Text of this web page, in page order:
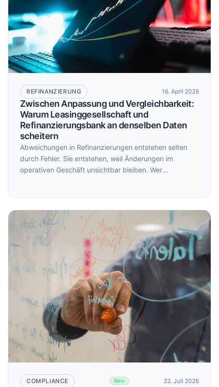
REFINANZIERUNG 16. April 2026
Zwischen Anpassung und Vergleichbarkeit:
Warum Leasinggesellschaft und
Refinanzierungsbank an denselben Daten
scheitern
Abweichungen in Refinanzierungen entstehen selten
durch Fehler. Sie entstehen, weil Änderungen im
operativen Geschäft unsichtbar bleiben. Wer
COMPLIANCE Neu 22. Juli 2026